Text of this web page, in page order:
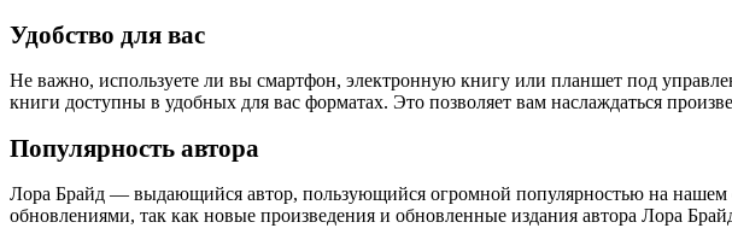
Удобство для вас
Не важно, используете ли вы смартфон, электронную книгу или планшет под
книги доступны в удобных для вас форматах. Это позволяет вам наслаждаться
Популярность автора
Лора Брайд — выдающийся автор, пользующийся огромной популярностью на нашем
обновлениями, так как новые произведения и обновленные издания автора Лора